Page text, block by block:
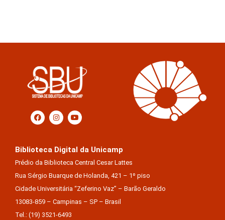
Biblioteca Digital da Unicamp
Prédio da Biblioteca Central Cesar Lattes
Rua Sérgio Buarque de Holanda, 421 – 1º piso
Cidade Universitária “Zeferino Vaz” – Barão Geraldo
13083-859 – Campinas – SP – Brasil
Tel.: (19) 3521-6493